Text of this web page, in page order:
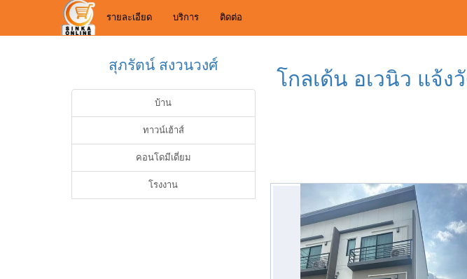
รายละเอียด บริการ ติดต่อ
สุภรัตน์ สงวนวงศ์
บ้าน
ทาวน์เฮ้าส์
คอนโดมีเดี่ยม
โรงงาน
โกลเด้น อเวนิว แจ้